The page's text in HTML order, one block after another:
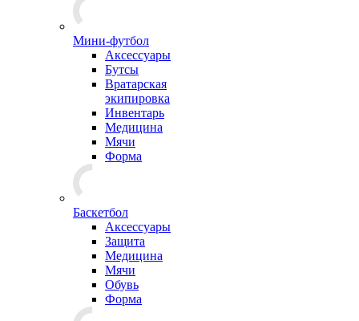
Мини-футбол
Аксессуары
Бутсы
Вратарская
экипировка
Инвентарь
Медицина
Мячи
Форма
Баскетбол
Аксессуары
Защита
Медицина
Мячи
Обувь
Форма